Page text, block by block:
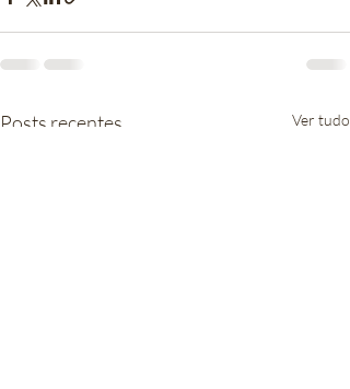
Posts recentes Ver tudo